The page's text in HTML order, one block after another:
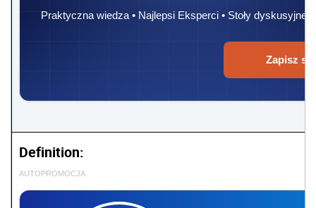
Praktyczna wiedza • Najlepsi Eksperci • Stoły dyskusyjne
Zapisz się
Definition:
AUTOPROMOCJA